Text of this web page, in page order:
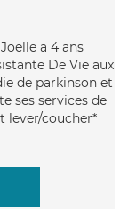
a 4 ans
De Vie aux
de parkinson et
ses services de
lever/coucher*